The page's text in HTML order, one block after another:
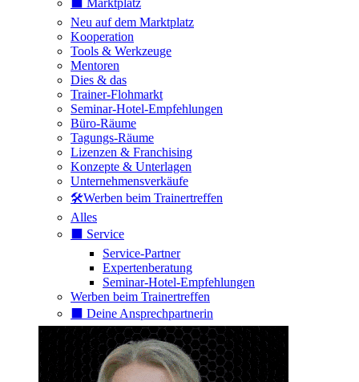
⬛️ Marktplatz
Neu auf dem Marktplatz
Kooperation
Tools & Werkzeuge
Mentoren
Dies & das
Trainer-Flohmarkt
Seminar-Hotel-Empfehlungen
Büro-Räume
Tagungs-Räume
Lizenzen & Franchising
Konzepte & Unterlagen
Unternehmensverkäufe
🛠️Werben beim Trainertreffen
Alles
⬛️ Service
Service-Partner
Expertenberatung
Seminar-Hotel-Empfehlungen
Werben beim Trainertreffen
⬛️ Deine Ansprechpartnerin